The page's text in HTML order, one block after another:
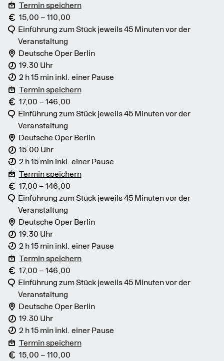
Termin speichern
15,00 – 110,00
Einführung zum Stück jeweils 45 Minuten vor der
Veranstaltung
Deutsche Oper Berlin
19.30 Uhr
2 h 15 min inkl. einer Pause
Termin speichern
17,00 – 146,00
Einführung zum Stück jeweils 45 Minuten vor der
Veranstaltung
Deutsche Oper Berlin
15.00 Uhr
2 h 15 min inkl. einer Pause
Termin speichern
17,00 – 146,00
Einführung zum Stück jeweils 45 Minuten vor der
Veranstaltung
Deutsche Oper Berlin
19.30 Uhr
2 h 15 min inkl. einer Pause
Termin speichern
17,00 – 146,00
Einführung zum Stück jeweils 45 Minuten vor der
Veranstaltung
Deutsche Oper Berlin
19.30 Uhr
2 h 15 min inkl. einer Pause
Termin speichern
15,00 – 110,00